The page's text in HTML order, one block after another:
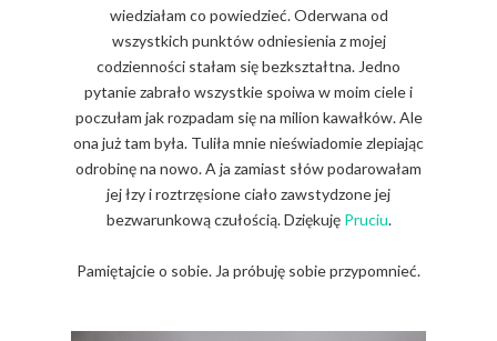
wiedziałam co powiedzieć. Oderwana od
wszystkich punktów odniesienia z mojej
codzienności stałam się bezkształtna. Jedno
pytanie zabrało wszystkie spoiwa w moim ciele i
poczułam jak rozpadam się na milion kawałków. Ale
ona już tam była. Tuliła mnie nieświadomie zlepiając
odrobinę na nowo. A ja zamiast słów podarowałam
jej łzy i roztrzęsione ciało zawstydzone jej
bezwarunkową czułością. Dziękuję Pruciu.
Pamiętajcie o sobie. Ja próbuję sobie przypomnieć.